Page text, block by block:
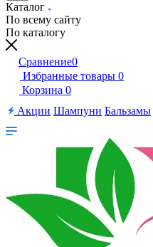
Каталог
По всему сайту
По каталогу
Сравнение0
Избранные товары 0
Корзина 0
Акции Шампуни Бальзамы